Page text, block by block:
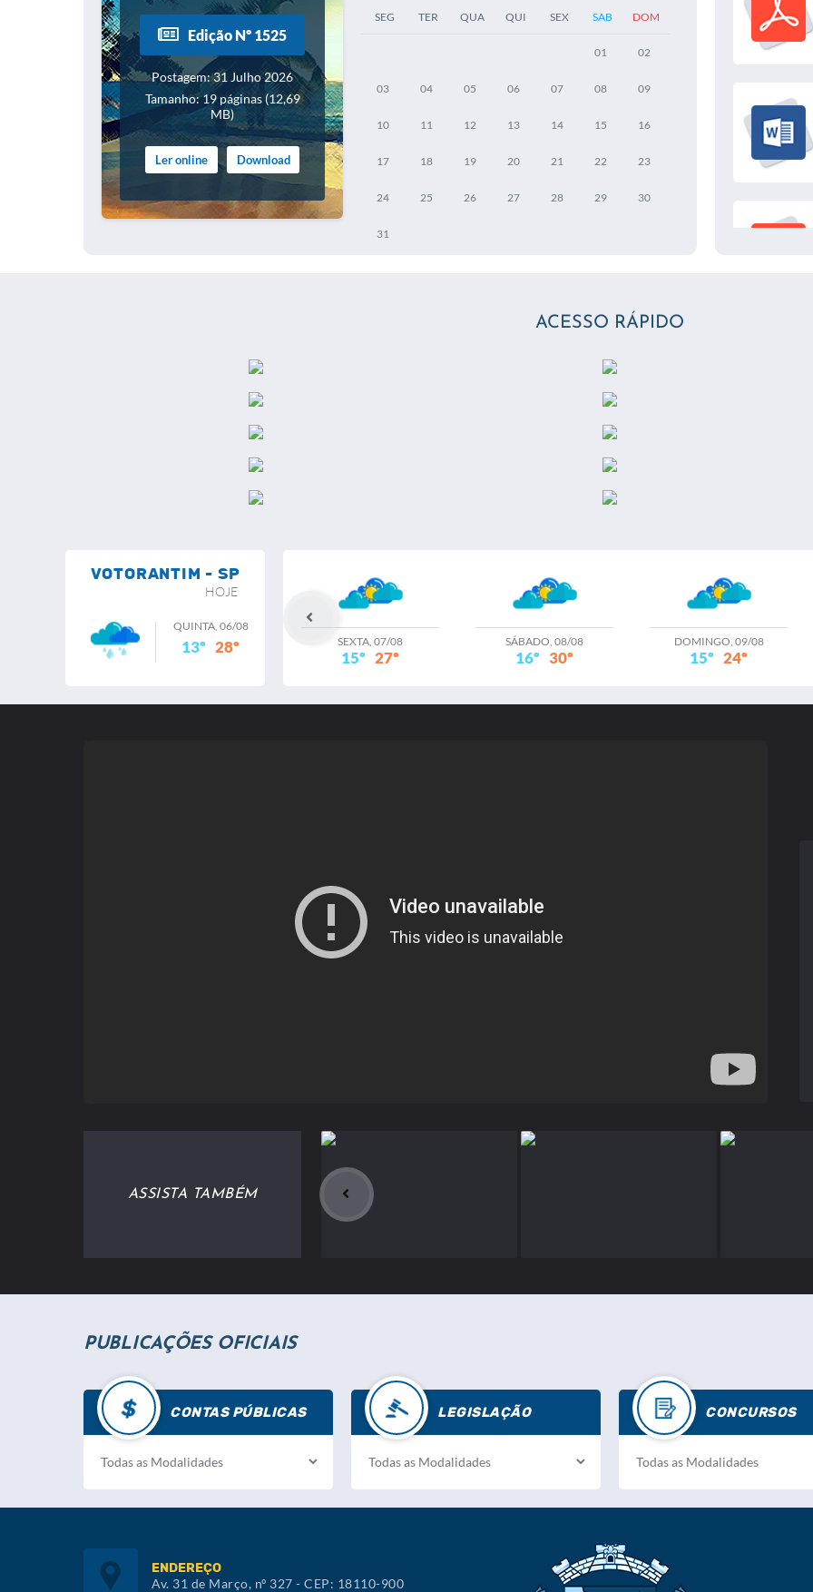
Edição Nº 1525
Postagem: 31 Julho 2026
Tamanho: 19 páginas (12,69
MB)
Ler online Download
SEG TER QUA QUI SEX SAB DOM
01 02
03 04 05 06 07 08 09
10 11 12 13 14 15 16
17 18 19 20 21 22 23
24 25 26 27 28 29 30
31
ACESSO RÁPIDO
VOTORANTIM - SP
HOJE
QUINTA, 06/08
13º 28º SEXTA, 07/08
15º 27º
SÁBADO, 08/08
16º 30º
DOMINGO, 09/08
15º 24º
ASSISTA TAMBÉM
PUBLICAÇÕES OFICIAIS
CONTAS PÚBLICAS LEGISLAÇÃO CONCURSOS
ENDEREÇO
Av. 31 de Março, nº 327 - CEP: 18110-900